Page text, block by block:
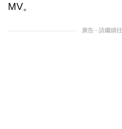
MV。
廣告 - 請繼續